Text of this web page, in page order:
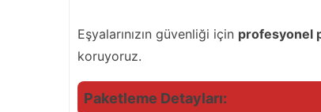
Eşyalarınızın güvenliği için profesyonel
koruyoruz.
Paketleme Detayları: